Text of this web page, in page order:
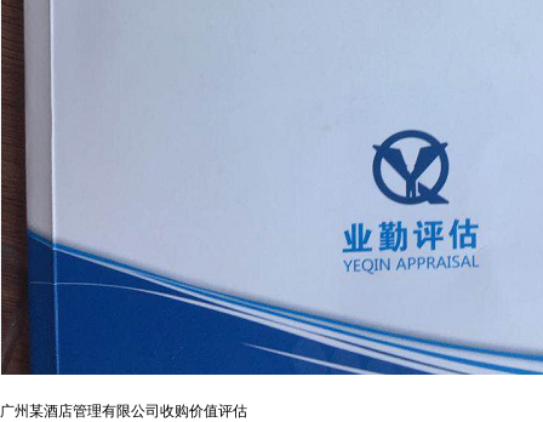
广州某酒店管理有限公司收购价值评估